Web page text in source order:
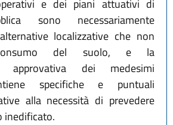
e dei piani attuativi di
sono necessariamente
localizzative che non
del suolo, e la
approvativa dei medesimi
specifiche e puntuali
alla necessità di prevedere
inedificato.